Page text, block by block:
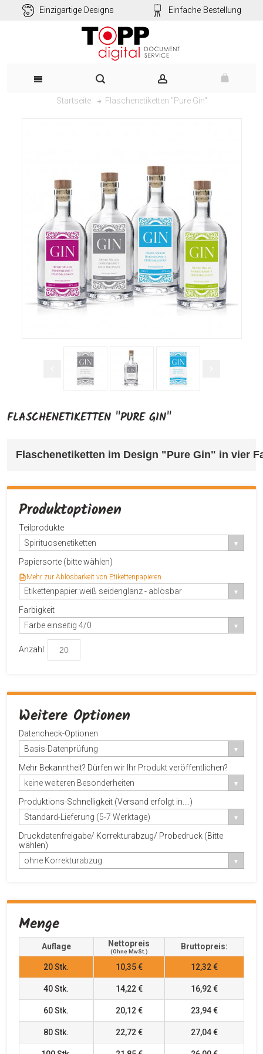
Einzigartige Designs Einfache Bestellung
Startseite Flaschenetiketten "Pure Gin"
FLASCHENETIKETTEN "PURE GIN"
Flaschenetiketten im Design "Pure Gin" in vier
Produktoptionen
Teilprodukte
Spirituosenetiketten
Papiersorte (bitte wählen)
Mehr zur Ablösbarkeit von Etikettenpapieren
Etikettenpapier weiß seidenglanz - ablösbar
Farbigkeit
Farbe einseitig 4/0
Anzahl:
Weitere Optionen
Datencheck-Optionen
Basis-Datenprüfung
Mehr Bekanntheit? Dürfen wir Ihr Produkt veröffentlichen?
keine weiteren Besonderheiten
Produktions-Schnelligkeit (Versand erfolgt in....)
Standard-Lieferung (5-7 Werktage)
Druckdatenfreigabe/ Korrekturabzug/ Probedruck (Bitte
wählen)
ohne Korrekturabzug
Menge
Auflage Nettopreis
(ohne MwSt.)
Bruttopreis:
20Stk. 10,35 € 12,32 €
40Stk. 14,22 € 16,92 €
60Stk. 20,12 € 23,94 €
80Stk. 22,72 € 27,04 €